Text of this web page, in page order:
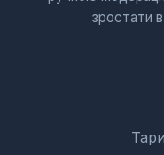
зростати